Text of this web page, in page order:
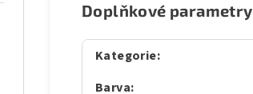
Doplňkové parametry
Kategorie:
Barva: